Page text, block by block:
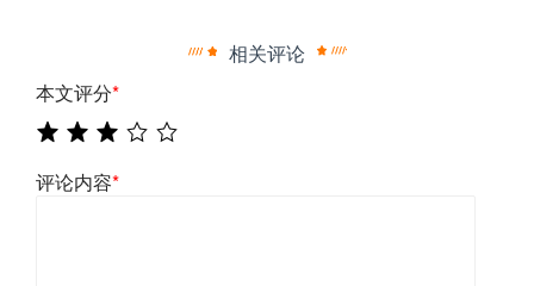
相关评论
本文评分*
评论内容*